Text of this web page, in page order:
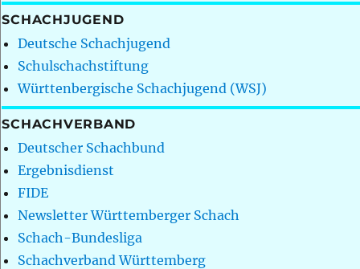
SCHACHJUGEND
Deutsche Schachjugend
Schulschachstiftung
Württenbergische Schachjugend (WSJ)
SCHACHVERBAND
Deutscher Schachbund
Ergebnisdienst
FIDE
Newsletter Württemberger Schach
Schach-Bundesliga
Schachverband Württemberg